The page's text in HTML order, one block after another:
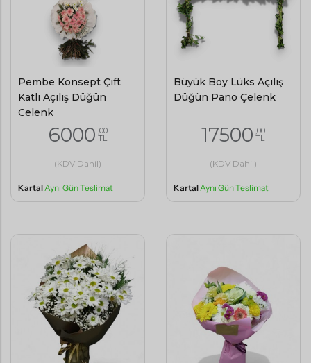
Pembe Konsept Çift
Katlı Açılış Düğün
Çelenk
6000 ,00
TL
(KDV Dahil)
KartalAynı Gün Teslimat
Büyük Boy Lüks Açılış
Düğün Pano Çelenk
17500 ,00
TL
(KDV Dahil)
KartalAynı Gün Teslimat